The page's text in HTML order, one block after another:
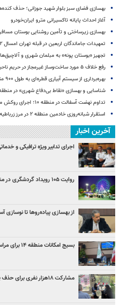
بهسازی فضای سبز بلوار شهید جوزانی؛ حذف
آغاز احداث پایانه تاکسیرانی مترو ایران‌خودرو
بهسازی زیرساختی و تأمین روشنایی بوستان
تمهیدات جاماندگان اربعین در قبله تهران امسال ۲ برابر شد
تجهیز «بوستان پونه» به مبلمان شهری و
رفع خلاف ۵ مورد ساخت‌وساز غیرمجاز در حریم ناحیه ۴ منطقه ۱۹
بهره‌برداری از سیستم آبیاری قطره‌ای به طول ۹۰۰ متر از بلوار امیرکبیر در منطقه ۲۲
شناسایی و بهسازی «نقاط بی‌دفاع شهری» در منطقه
تداوم نهضت آسفالت در منطقه ۱۰؛ اجرای روکش مکانیزه خیابان قزوین
استقرار شبانه‌روزی خادمین منطقه ۲ در مرز زرباطیه تا بازگشت آخرین زائر
آخرین اخبار
اجرای تدابیر ویژه ترافیکی و
روایت ۱۰۵ رویداد گردشگری در منطقه ۱۴
از بهسازی پیاده‌روها تا نوسازی
بسیج امکانات منطقه ۱۴ برای مراسم جاماندگان اربعین
مشارکت ۱۸هزار نفری برای حذف پلاستیک